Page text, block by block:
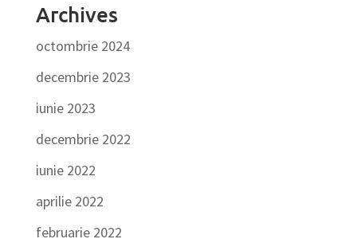
Archives
octombrie 2024
decembrie 2023
iunie 2023
decembrie 2022
iunie 2022
aprilie 2022
februarie 2022